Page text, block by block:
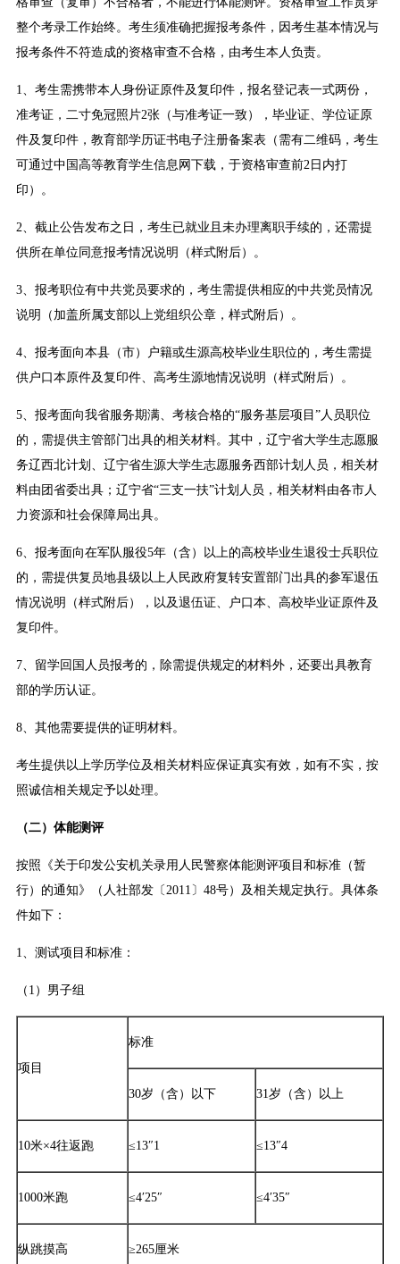
整个考录工作始终。考生须准确把握报考条件，因考生基本情况与
报考条件不符造成的资格审查不合格，由考生本人负责。
1、考生需携带本人身份证原件及复印件，报名登记表一式两份，
准考证，二寸免冠照片2张（与准考证一致），毕业证、学位证原
件及复印件，教育部学历证书电子注册备案表（需有二维码，考生
可通过中国高等教育学生信息网下载，于资格审查前2日内打
印）。
2、截止公告发布之日，考生已就业且未办理离职手续的，还需提
供所在单位同意报考情况说明（样式附后）。
3、报考职位有中共党员要求的，考生需提供相应的中共党员情况
说明（加盖所属支部以上党组织公章，样式附后）。
4、报考面向本县（市）户籍或生源高校毕业生职位的，考生需提
供户口本原件及复印件、高考生源地情况说明（样式附后）。
5、报考面向我省服务期满、考核合格的“服务基层项目”人员职位
的，需提供主管部门出具的相关材料。其中，辽宁省大学生志愿服
务辽西北计划、辽宁省生源大学生志愿服务西部计划人员，相关材
料由团省委出具；辽宁省“三支一扶”计划人员，相关材料由各市人
力资源和社会保障局出具。
6、报考面向在军队服役5年（含）以上的高校毕业生退役士兵职位
的，需提供复员地县级以上人民政府复转安置部门出具的参军退伍
情况说明（样式附后），以及退伍证、户口本、高校毕业证原件及
复印件。
7、留学回国人员报考的，除需提供规定的材料外，还要出具教育
部的学历认证。
8、其他需要提供的证明材料。
考生提供以上学历学位及相关材料应保证真实有效，如有不实，按
照诚信相关规定予以处理。
（二）体能测评
按照《关于印发公安机关录用人民警察体能测评项目和标准（暂
行）的通知》（人社部发〔2011〕48号）及相关规定执行。具体条
件如下：
1、测试项目和标准：
（1）男子组
项目
标准
30岁（含）以下 31岁（含）以上
10米×4往返跑 ≤13″1 ≤13″4
1000米跑 ≤4′25″ ≤4′35″
纵跳摸高 ≥265厘米